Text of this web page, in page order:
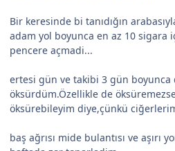
Bir keresinde bi tanıdığın
adam yol boyunca en az 10 sigara
pencere açmadi...
ertesi gün ve takibi 3 gün
öksürdüm.Özellikle de
öksürebileyim diye,çünkü
baş ağrısı mide bulantısı ve aşırı